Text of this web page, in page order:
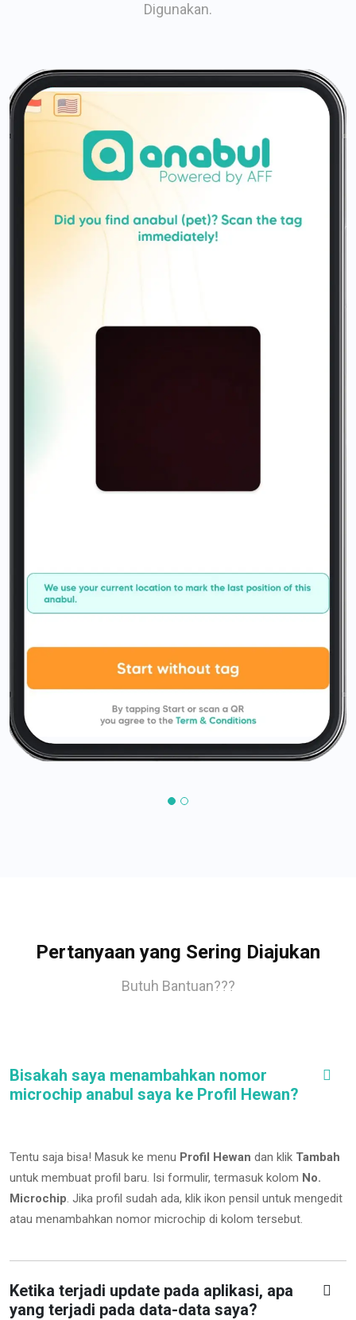
Digunakan.
Pertanyaan yang Sering Diajukan
Butuh Bantuan???
Bisakah saya menambahkan nomor
microchip anabul saya ke Profil Hewan?
Tentu saja bisa! Masuk ke menu Profil Hewan dan klik Tambah
untuk membuat profil baru. Isi formulir, termasuk kolom No.
Microchip. Jika profil sudah ada, klik ikon pensil untuk mengedit
atau menambahkan nomor microchip di kolom tersebut.
Ketika terjadi update pada aplikasi, apa
yang terjadi pada data-data saya?